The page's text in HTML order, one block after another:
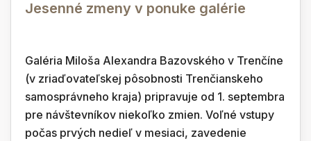
Jesenné zmeny v ponuke galérie
Galéria Miloša Alexandra Bazovského v Trenčíne
(v zriaďovateľskej pôsobnosti Trenčianskeho
samosprávneho kraja) pripravuje od 1. septembra
pre návštevníkov niekoľko zmien. Voľné vstupy
počas prvých nedieľ v mesiaci, zavedenie